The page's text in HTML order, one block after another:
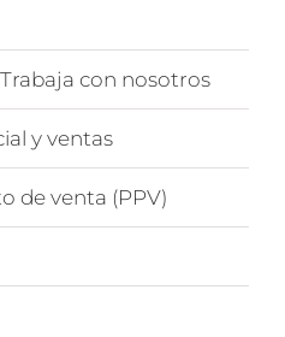
con nosotros
y ventas
de venta (PPV)